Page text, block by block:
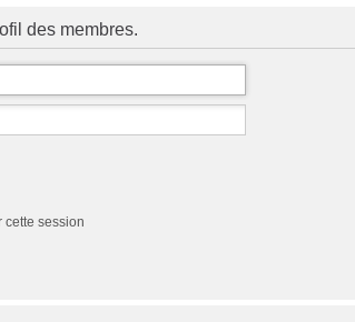
des membres.
cette session